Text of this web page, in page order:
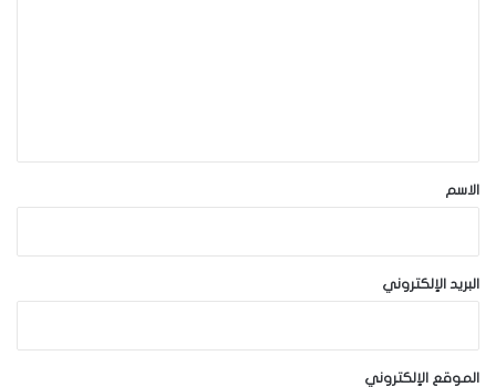
*الاسم
البريد الإلكتروني
الموقع الإلكتروني